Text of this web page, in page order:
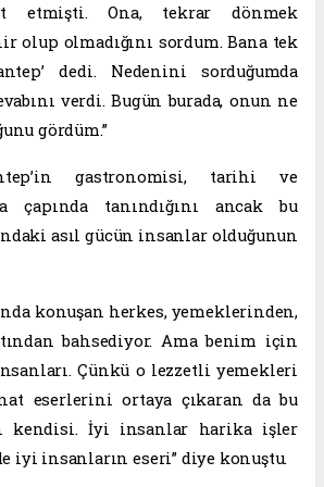
etmişti. Ona, tekrar dönmek
olup olmadığını sordum. Bana tek
dedi. Nedenini sorduğumda
verdi. Bugün burada, onun ne
gördüm.”
gastronomisi, tarihi ve
çapında tanındığını ancak bu
asıl gücün insanlar olduğunun
konuşan herkes, yemeklerinden,
bahsediyor. Ama benim için
Çünkü o lezzetli yemekleri
eserlerini ortaya çıkaran da bu
kendisi. İyi insanlar harika işler
iyi insanların eseri” diye konuştu.